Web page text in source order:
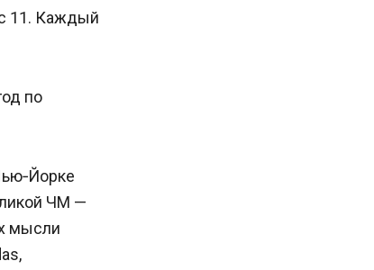
11. Каждый
по
ЧМ —
мысли